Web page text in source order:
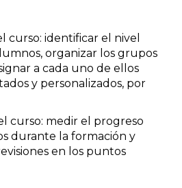
curso: identificar el nivel
organizar los grupos
a cada uno de ellos
y personalizados, por
curso: medir el progreso
durante la formación y
en los puntos